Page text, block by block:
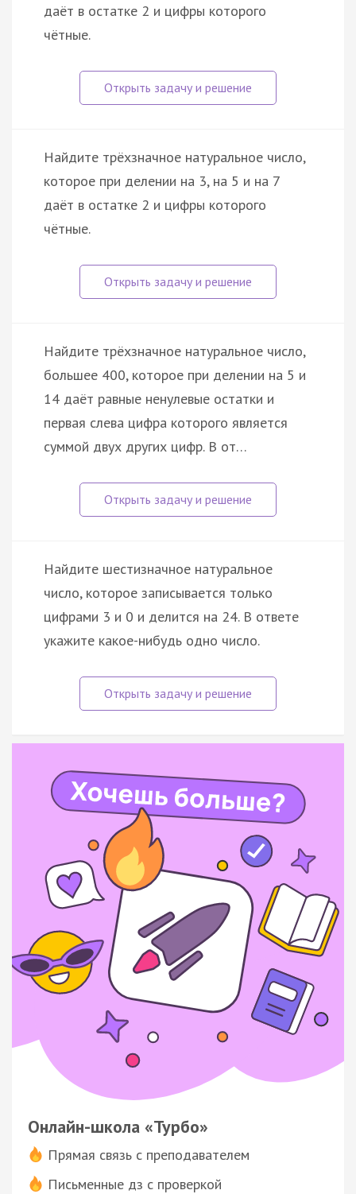
даёт в остатке 2 и цифры которого
чётные.
Найдите трёхзначное натуральное число,
которое при делении на 3, на 5 и на 7
даёт в остатке 2 и цифры которого
чётные.
Найдите трёхзначное натуральное число,
большее 400, которое при делении на 5 и
14 даёт равные ненулевые остатки и
первая слева цифра которого является
суммой двух других цифр. В от…
Найдите шестизначное натуральное
число, которое записывается только
цифрами 3 и 0 и делится на 24. В ответе
укажите какое-нибудь одно число.
Онлайн-школа «Турбо»
Прямая связь с преподавателем
Письменные дз с проверкой